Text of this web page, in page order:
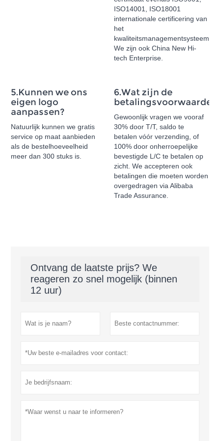
ISO14001, ISO18001
internationale certificering van
het
kwaliteitsmanagementsysteem.
We zijn ook China New Hi-
tech Enterprise.
5.Kunnen we ons
eigen logo
aanpassen?
Natuurlijk kunnen we gratis
service op maat aanbieden
als de bestelhoeveelheid
meer dan 300 stuks is.
6.Wat zijn de
Gewoonlijk vragen we vooraf
30% door T/T, saldo te
betalen vóór verzending, of
100% door onherroepelijke
bevestigde L/C te betalen op
zicht. We accepteren ook
betalingen die moeten worden
overgedragen via Alibaba
Trade Assurance.
Ontvang de laatste prijs? We
reageren zo snel mogelijk (binnen
12 uur)